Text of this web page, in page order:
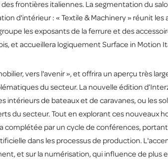
frontières italiennes. La segmentation du
d'intérieur : « Textile & Machinery » réunit
les exposants de la ferrure et des
et accueillera logiquement Surface in Motion
vers l'avenir », et offrira un aperçu très
du secteur. La nouvelle édition
intérieurs de bateaux et de caravanes, ou les
du secteur. Tout en explorant ces nouveaux
complétée par un cycle de conférences,
dans les processus de production.
et sur la numérisation, qui influence de plus